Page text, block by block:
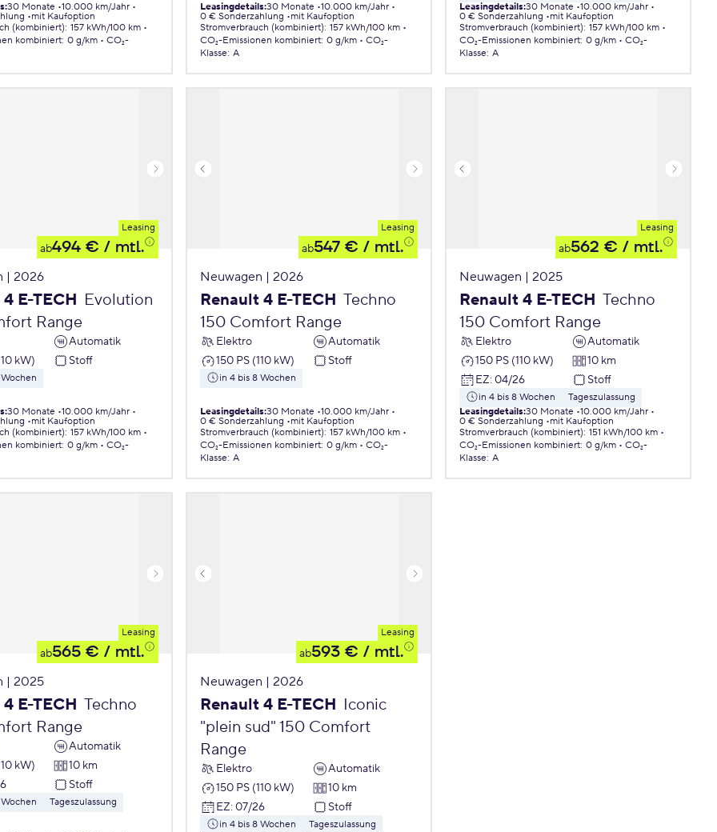
:30 Monate 10.000 km/Jahr
mit Kaufoption
(kombiniert): 157 kWh/100 km
kombiniert: 0 g/km
CO₂-
Leasingdetails:30 Monate 10.000 km/Jahr
0 € Sonderzahlung
mit Kaufoption
Stromverbrauch (kombiniert): 157 kWh/100 km
CO₂-Emissionen kombiniert: 0 g/km
CO₂-
Klasse: A
Leasingdetails:30 Monate 10.000 km/Jahr
0 € Sonderzahlung
mit Kaufoption
Stromverbrauch (kombiniert): 157 kWh/100 km
CO₂-Emissionen kombiniert: 0 g/km
CO₂-
Klasse: A
Leasing
ab494 € / mtl.
| 2026
E-TECH Evolution
Range
Automatik
kW)
Stoff
:30 Monate 10.000 km/Jahr
mit Kaufoption
(kombiniert): 157 kWh/100 km
kombiniert: 0 g/km
CO₂-
Leasing
ab547 € / mtl.
Neuwagen | 2026
Renault 4 E-TECH Techno
150 Comfort Range
Elektro
Automatik
150 PS (110 kW)
Stoff
in 4 bis 8 Wochen
Leasingdetails:30 Monate 10.000 km/Jahr
0 € Sonderzahlung
mit Kaufoption
Stromverbrauch (kombiniert): 157 kWh/100 km
CO₂-Emissionen kombiniert: 0 g/km
CO₂-
Klasse: A
Leasing
ab562 € / mtl.
Neuwagen | 2025
Renault 4 E-TECH Techno
150 Comfort Range
Elektro
Automatik
150 PS (110 kW)
10 km
EZ: 04/26 Stoff
in 4 bis 8 Wochen
Tageszulassung
Leasingdetails:30 Monate 10.000 km/Jahr
0 € Sonderzahlung
mit Kaufoption
Stromverbrauch (kombiniert): 151 kWh/100 km
CO₂-Emissionen kombiniert: 0 g/km
CO₂-
Klasse: A
Leasing
ab565 € / mtl.
| 2025
E-TECH Techno
Range
Automatik
kW)
10 km
Stoff
Tageszulassung
Leasing
ab593 € / mtl.
Neuwagen | 2026
Renault 4 E-TECH Iconic
"plein sud" 150 Comfort
Range
Elektro
Automatik
150 PS (110 kW)
10 km
EZ: 07/26 Stoff
in 4 bis 8 Wochen
Tageszulassung